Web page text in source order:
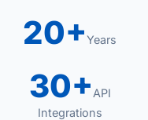
20+Years
30+ API
Integrations